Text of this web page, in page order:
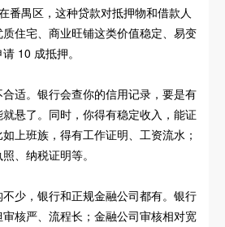
番禺区，这种贷款对抵押物和借款人
住宅、商业旺铺这类价值稳定、易变
10 成抵押。
适。银行会查你的信用记录，要是有
悬了。同时，你得有稳定收入，能证
上班族，得有工作证明、工资流水；
、纳税证明等。
少，银行和正规金融公司都有。银行
核严、流程长；金融公司审核相对宽